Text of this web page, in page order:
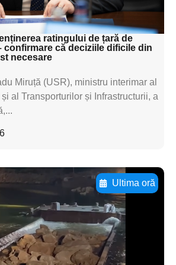
subti
ratingului de țară de
confirmare că deciziile dificile din
necesare
Miruță (USR), ministru interimar al
al Transporturilor și Infrastructurii, a
Ultima oră
aici textul pentru
aici
aici